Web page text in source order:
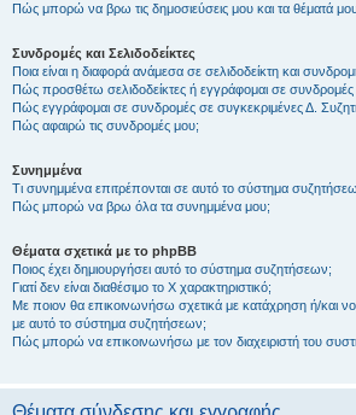
Πώς μπορώ να βρω τις δημοσιεύσεις μου και τα θέματά
Συνδρομές και Σελιδοδείκτες
Ποια είναι η διαφορά ανάμεσα σε σελιδοδείκτη και
Πώς προσθέτω σελιδοδείκτες ή εγγράφομαι σε
Πώς εγγράφομαι σε συνδρομές σε συγκεκριμένες Δ.
Πώς αφαιρώ τις συνδρομές μου;
Συνημμένα
Τι συνημμένα επιτρέπονται σε αυτό το σύστημα
Πώς μπορώ να βρω όλα τα συνημμένα μου;
Θέματα σχετικά με το phpBB
Ποιος έχει δημιουργήσει αυτό το σύστημα συζητήσεων;
Γιατί δεν είναι διαθέσιμο το Χ χαρακτηριστικό;
Με ποιον θα επικοινωνήσω σχετικά με κατάχρηση ή/και
με αυτό το σύστημα συζητήσεων;
Πώς μπορώ να επικοινωνήσω με τον διαχειριστή του